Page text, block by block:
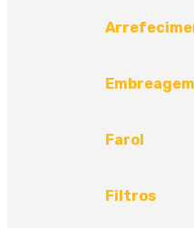
Farol
Filtros